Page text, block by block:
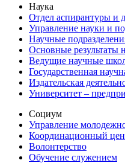
Наука
Отдел аспирантуры и
Управление науки и
Научные
Основные результаты
Ведущие научные
Государственная
Издательская
Университет –
Социум
Управление
Координационный
Волонтерство
Обучение служением